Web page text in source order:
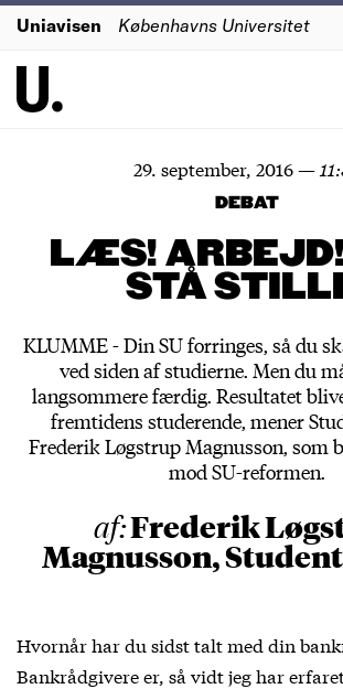
Uniavisen Københavns Universitet
29. september, 2016—
DEBAT
LÆS!
STÅ
KLUMME - Din SU forringes, så du
ved siden af studierne. Men du
langsommere færdig. Resultatet
fremtidens studerende, mener
Frederik Løgstrup Magnusson, som
mod SU-reformen.
af:Frederik
Magnusson,
Hvornår har du sidst talt med din
Bankrådgivere er, så vidt jeg har